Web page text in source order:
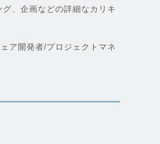
、企画などの詳細なカリキ
ア開発者/プロジェクトマネ